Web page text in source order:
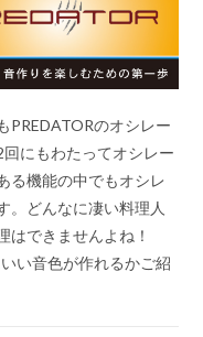
PREDATORのオシレー
にもわたってオシレー
る機能の中でもオシレ
。どんなに凄い料理人
はできませんよね！
い音色が作れるかご紹